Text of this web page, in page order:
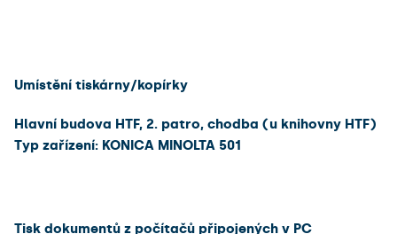
Umístění tiskárny/kopírky
Hlavní budova HTF, 2. patro, chodba (u knihovny HTF)
Typ zařízení: KONICA MINOLTA 501
Tisk dokumentů z počítačů připojených v PC